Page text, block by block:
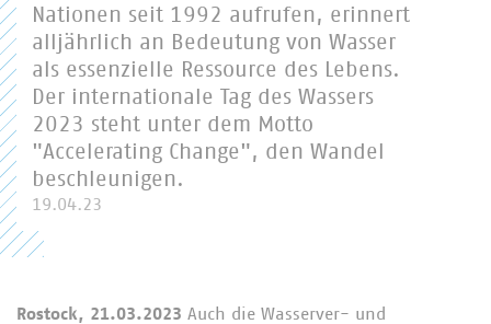
Nationen seit 1992 aufrufen, erinnert
alljährlich an Bedeutung von Wasser
als essenzielle Ressource des Lebens.
Der internationale Tag des Wassers
2023 steht unter dem Motto
"Accelerating Change", den Wandel
beschleunigen.
19.04.23
Rostock, 21.03.2023 Auch die Wasserver- und